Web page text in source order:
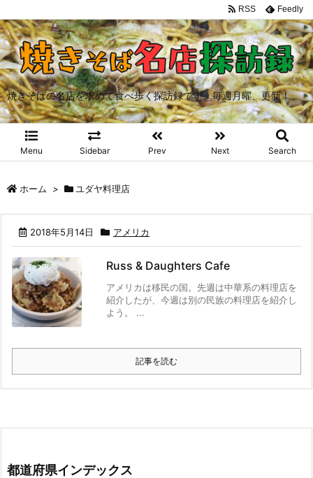
焼きそばの名店を求めて食べ歩く探訪録です。毎週月曜、更新！
Menu Sidebar Prev Next Search
RSS Feedly
ホーム > ユダヤ料理店
2018年5月14日 アメリカ
Russ & Daughters Cafe
アメリカは移民の国。先週は中華系の料理店を
紹介したが、今週は別の民族の料理店を紹介し
よう。 ...
記事を読む
都道府県インデックス